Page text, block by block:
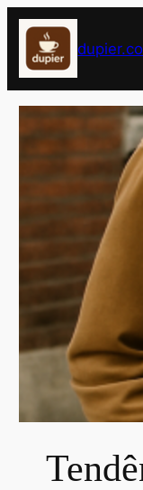
Pular
conteúdo